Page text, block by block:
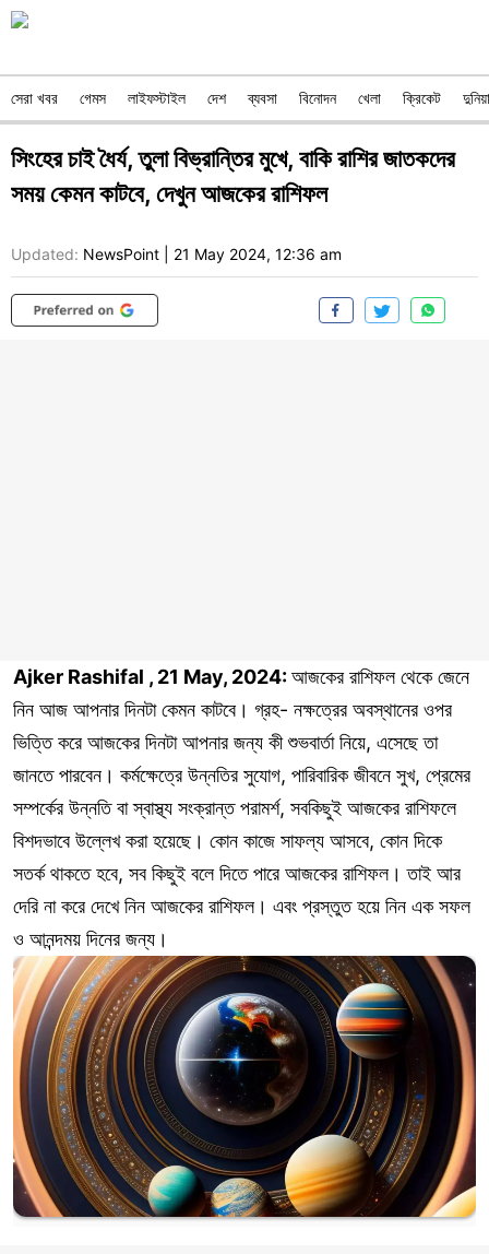
সেরা খবর গেমস লাইফস্টাইল দেশ ব্যবসা বিনোদন খেলা ক্রিকেট দুনিয়া
সিংহের চাই ধৈর্য, তুলা বিভ্রান্তির মুখে, বাকি রাশির জাতকদের
সময় কেমন কাটবে, দেখুন আজকের রাশিফল
Updated: NewsPoint 21 May 2024, 12:36 am
Ajker Rashifal , 21 May, 2024:আজকের রাশিফল থেকে জেনে
নিন আজ আপনার দিনটা কেমন কাটবে। গ্রহ- নক্ষত্রের অবস্থানের ওপর
ভিত্তি করে আজকের দিনটা আপনার জন্য কী শুভবার্তা নিয়ে, এসেছে তা
জানতে পারবেন। কর্মক্ষেত্রে উন্নতির সুযোগ, পারিবারিক জীবনে সুখ, প্রেমের
সম্পর্কের উন্নতি বা স্বাস্থ্য সংক্রান্ত পরামর্শ, সবকিছুই আজকের রাশিফলে
বিশদভাবে উল্লেখ করা হয়েছে। কোন কাজে সাফল্য আসবে, কোন দিকে
সতর্ক থাকতে হবে, সব কিছুই বলে দিতে পারে আজকের রাশিফল। তাই আর
দেরি না করে দেখে নিন আজকের রাশিফল। এবং প্রস্তুত হয়ে নিন এক সফল
ও আনন্দময় দিনের জন্য।